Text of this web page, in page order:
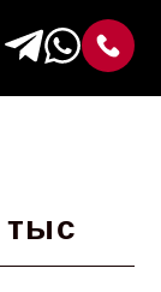
тыс